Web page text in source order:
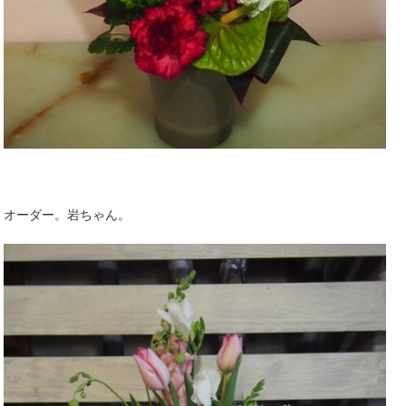
オーダー。岩ちゃん。